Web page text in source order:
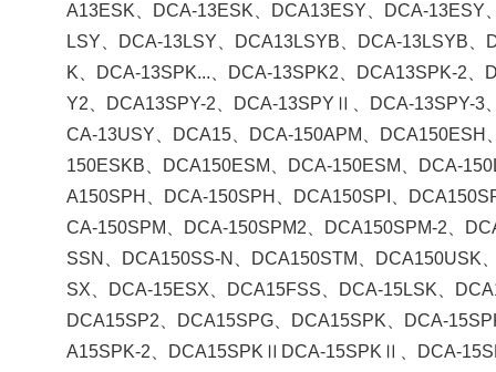
A13ESK、DCA-13ESK、DCA13ESY、DCA-
LSY、DCA-13LSY、DCA13LSYB、DCA-13LSYB
K、DCA-13SPK...、DCA-13SPK2、DCA13SPK-2
Y2、DCA13SPY-2、DCA-13SPYⅡ、DCA-13SPY-3
CA-13USY、DCA15、DCA-150APM、
150ESKB、DCA150ESM、DCA-150ESM、DCA-
A150SPH、DCA-150SPH、DCA150SPI、
CA-150SPM、DCA-150SPM2、DCA150SPM-2、
SSN、DCA150SS-N、DCA150STM、DCA150USK
SX、DCA-15ESX、DCA15FSS、DCA-15LSK、
DCA15SP2、DCA15SPG、DCA15SPK、DCA-
A15SPK-2、DCA15SPKⅡDCA-15SPKⅡ、DCA-